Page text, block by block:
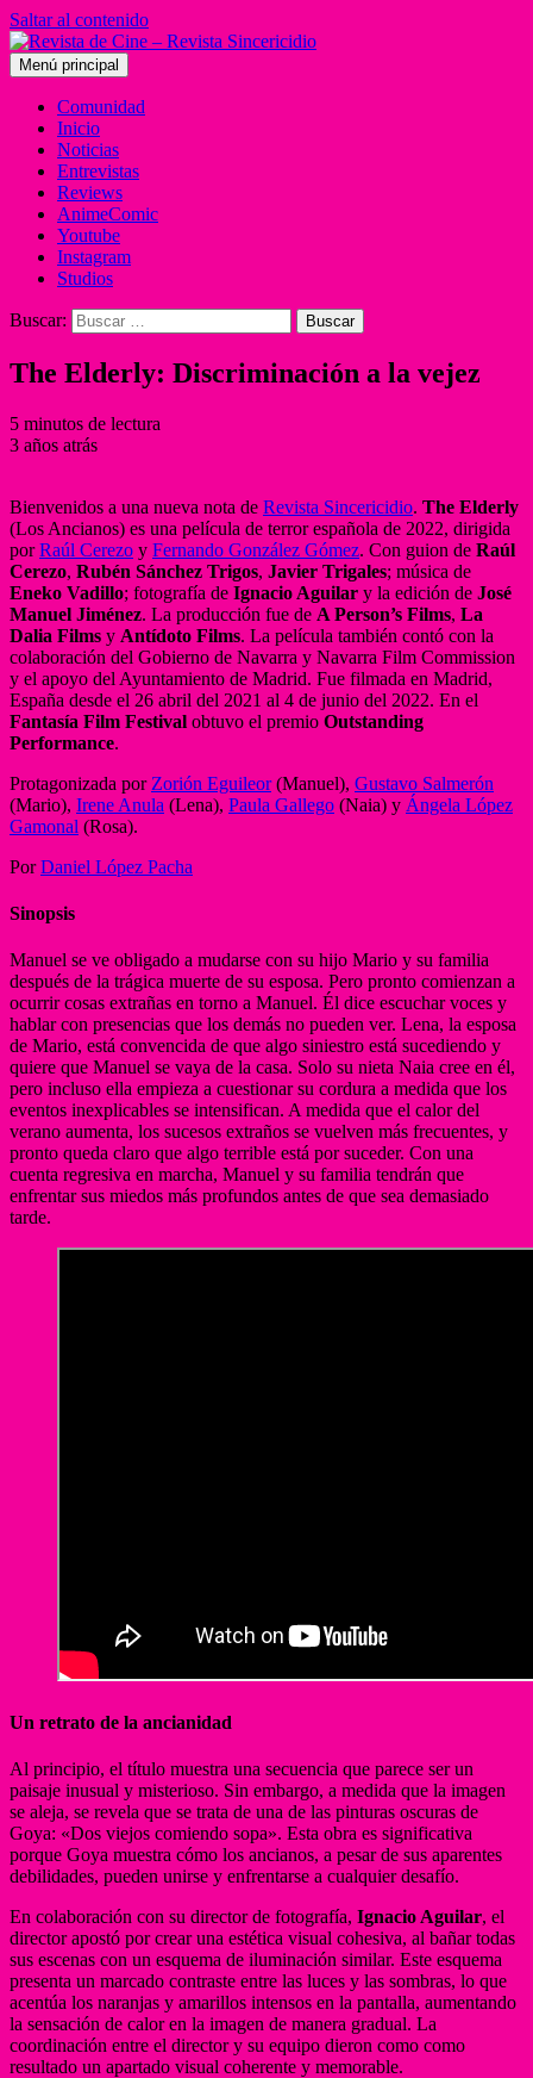
Saltar al contenido
Menú principal
Comunidad
Inicio
Noticias
Entrevistas
Reviews
AnimeComic
Youtube
Instagram
Studios
Buscar:
The Elderly: Discriminación a la vejez
5 minutos de lectura
3 años atrás
Bienvenidos a una nueva nota de Revista Sincericidio. The Elderly
(Los Ancianos) es una película de terror española de 2022, dirigida
porRaúl Cerezo y Fernando González Gómez. Con guion de Raúl
Cerezo, Rubén Sánchez Trigos, Javier Trigales; música de
Eneko Vadillo; fotografía de Ignacio Aguilar y la edición de José
Manuel Jiménez. La producción fue de A Person’s Films, La
Dalia Films y Antídoto Films. La película también contó con la
colaboración del Gobierno de Navarra y Navarra Film Commission
y el apoyo del Ayuntamiento de Madrid. Fue filmada en Madrid,
España desde el 26 abril del 2021 al 4 de junio del 2022. En el
Fantasía Film Festival obtuvo el premio Outstanding
Performance.
Protagonizada por Zorión Eguileor(Manuel), Gustavo Salmerón
(Mario), Irene Anula (Lena), Paula Gallego (Naia) y Ángela López
Gamonal (Rosa).
PorDaniel López Pacha
Sinopsis
Manuel se ve obligado a mudarse con su hijo Mario y su familia
después de la trágica muerte de su esposa. Pero pronto comienzan a
ocurrir cosas extrañas en torno a Manuel. Él dice escuchar voces y
hablar con presencias que los demás no pueden ver. Lena, la esposa
de Mario, está convencida de que algo siniestro está sucediendo y
quiere que Manuel se vaya de la casa. Solo su nieta Naia cree en él,
pero incluso ella empieza a cuestionar su cordura a medida que los
eventos inexplicables se intensifican. A medida que el calor del
verano aumenta, los sucesos extraños se vuelven más frecuentes, y
pronto queda claro que algo terrible está por suceder. Con una
cuenta regresiva en marcha, Manuel y su familia tendrán que
enfrentar sus miedos más profundos antes de que sea demasiado
tarde.
Un retrato de la ancianidad
Al principio, el título muestra una secuencia que parece ser un
paisaje inusual y misterioso. Sin embargo, a medida que la imagen
se aleja, se revela que se trata de una de las pinturas oscuras de
Goya: «Dos viejos comiendo sopa». Esta obra es significativa
porque Goya muestra cómo los ancianos, a pesar de sus aparentes
debilidades, pueden unirse y enfrentarse a cualquier desafío.
En colaboración con su director de fotografía, Ignacio Aguilar, el
director apostó por crear una estética visual cohesiva, al bañar todas
sus escenas con un esquema de iluminación similar. Este esquema
presenta un marcado contraste entre las luces y las sombras, lo que
acentúa los naranjas y amarillos intensos en la pantalla, aumentando
la sensación de calor en la imagen de manera gradual. La
coordinación entre el director y su equipo dieron como como
resultado un apartado visual coherente y memorable.